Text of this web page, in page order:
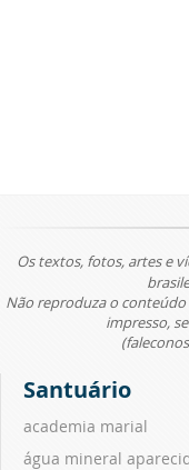
Os textos, fotos, artes e
Não reproduza o
impresso,
Santuário
academia marial
água mineral